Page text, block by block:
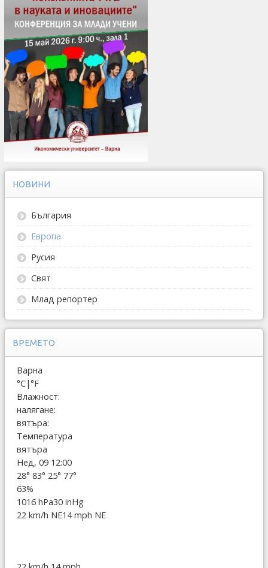
НОВИНИ
България
Европа
Русия
Свят
Млад репортер
ВРЕМЕТО
Варна
°C|°F
Влажност:
налягане:
вятъра:
Температура
вятъра
Нед, 09 12:00
28° 83° 25° 77°
63%
1016 hPa30 inHg
22 km/h NE14 mph NE